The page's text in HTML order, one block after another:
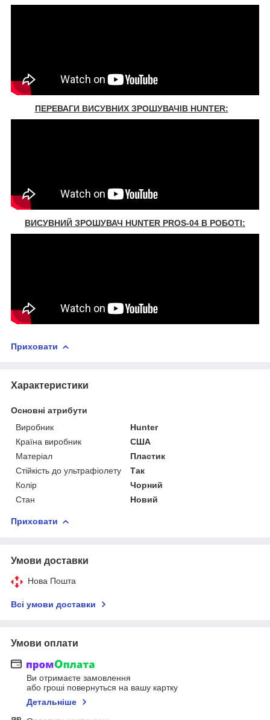
ПЕРЕВАГИ ВИСУВНИХ ЗРОШУВАЧІВ HUNTER:
ВИСУВНИЙ ЗРОШУВАЧ HUNTER PROS-04 В РОБОТІ:
Приховати
Характеристики
Основні атрибути
Виробник
Hunter
Країна виробник
США
Матеріал
Пластик
Стійкість до ультрафіолету
Так
Колір
Чорний
Стан
Новий
Приховати
Умови доставки
Нова Пошта
Всі умови доставки
Умови оплати
Ви отримаєте замовлення
або гроші повернуться на вашу картку
Детальніше